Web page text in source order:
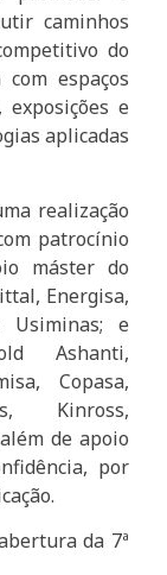
caminhos
do
espaços
e
aplicadas
realização
patrocínio
máster do
Energisa,
Usiminas; e
Ashanti,
Copasa,
Kinross,
de apoio
por
da 7ª